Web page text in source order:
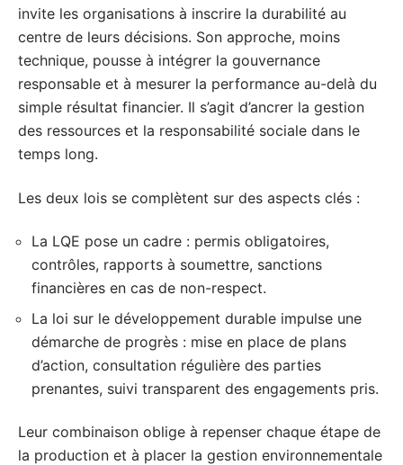
invite les organisations à inscrire la durabilité au
centre de leurs décisions. Son approche, moins
technique, pousse à intégrer la gouvernance
responsable et à mesurer la performance au-delà du
simple résultat financier. Il s’agit d’ancrer la gestion
des ressources et la responsabilité sociale dans le
temps long.
Les deux lois se complètent sur des aspects clés :
La LQE pose un cadre : permis obligatoires,
contrôles, rapports à soumettre, sanctions
financières en cas de non-respect.
La loi sur le développement durable impulse une
démarche de progrès : mise en place de plans
d’action, consultation régulière des parties
prenantes, suivi transparent des engagements pris.
Leur combinaison oblige à repenser chaque étape de
la production et à placer la gestion environnementale